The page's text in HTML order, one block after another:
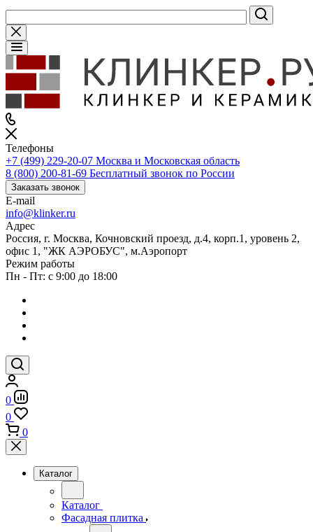
Телефоны
+7 (499) 229-20-07 Москва и Московская область
8 (800) 200-81-69 Бесплатный звонок по России
Заказать звонок
E-mail
info@klinker.ru
Адрес
Россия, г. Москва, Кочновский проезд, д.4, корп.1, уровень 2,
офис 1, "ЖК АЭРОБУС", м.Аэропорт
Режим работы
Пн - Пт: с 9:00 до 18:00
0
0
0
Каталог
Каталог
Фасадная плитка